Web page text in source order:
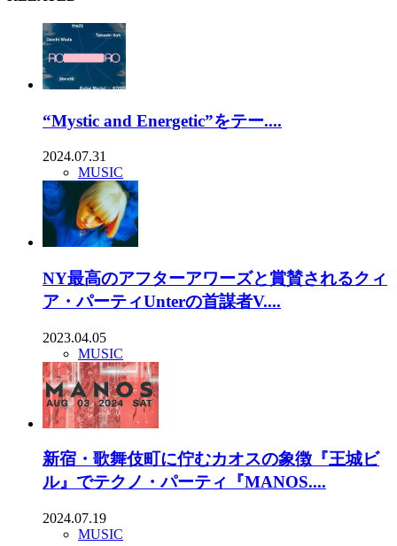
“Mystic and Energetic”をテー....
2024.07.31
MUSIC
NY最高のアフターアワーズと賞賛されるクィ
ア・パーティUnterの首謀者V....
2023.04.05
MUSIC
新宿・歌舞伎町に佇むカオスの象徴『王城ビ
ル』でテクノ・パーティ『MANOS....
2024.07.19
MUSIC